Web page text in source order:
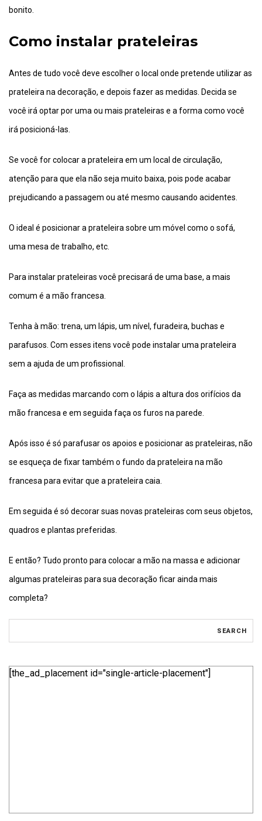
bonito.
Como instalar prateleiras
Antes de tudo você deve escolher o local onde pretende utilizar as
prateleira na decoração, e depois fazer as medidas. Decida se
você irá optar por uma ou mais prateleiras e a forma como você
irá posicioná-las.
Se você for colocar a prateleira em um local de circulação,
atenção para que ela não seja muito baixa, pois pode acabar
prejudicando a passagem ou até mesmo causando acidentes.
O ideal é posicionar a prateleira sobre um móvel como o sofá,
uma mesa de trabalho, etc.
Para instalar prateleiras você precisará de uma base, a mais
comum é a mão francesa.
Tenha à mão: trena, um lápis, um nível, furadeira, buchas e
parafusos. Com esses itens você pode instalar uma prateleira
sem a ajuda de um profissional.
Faça as medidas marcando com o lápis a altura dos orifícios da
mão francesa e em seguida faça os furos na parede.
Após isso é só parafusar os apoios e posicionar as prateleiras, não
se esqueça de fixar também o fundo da prateleira na mão
francesa para evitar que a prateleira caia.
Em seguida é só decorar suas novas prateleiras com seus objetos,
quadros e plantas preferidas.
E então? Tudo pronto para colocar a mão na massa e adicionar
algumas prateleiras para sua decoração ficar ainda mais
completa?
[the_ad_placement id="single-article-placement"]